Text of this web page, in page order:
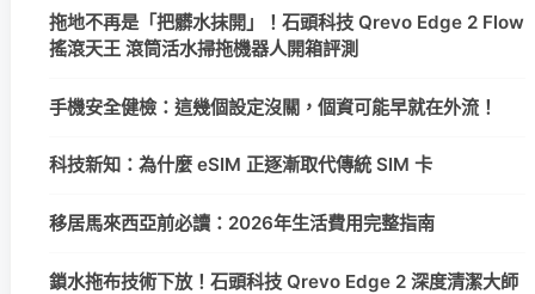
拖地不再是「把髒水抹開」！石頭科技 Qrevo Edge 2 Flow
搖滾天王 滾筒活水掃拖機器人開箱評測
手機安全健檢：這幾個設定沒關，個資可能早就在外流！
科技新知：為什麼 eSIM 正逐漸取代傳統 SIM 卡
移居馬來西亞前必讀：2026年生活費用完整指南
鎖水拖布技術下放！石頭科技 Qrevo Edge 2 深度清潔大師